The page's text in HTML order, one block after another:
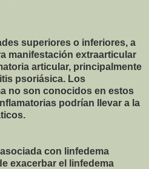
superiores o inferiores, a
manifestación extraarticular
articular, principalmente
psoriásica. Los
no son conocidos en estos
podrían llevar a la
con linfedema
exacerbar el linfedema